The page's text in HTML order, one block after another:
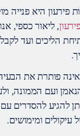
פירעון היא פנייה
, ליאור כספי,
הליכים ועד
פותרת את
ועם הממונה,
להגיע להסדרים
ומימושים.